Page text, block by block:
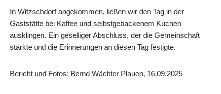
In Witzschdorf angekommen, ließen wir den Tag in der
Gaststätte bei Kaffee und selbstgebackenem Kuchen
ausklingen. Ein geselliger Abschluss, der die Gemeinschaft
stärkte und die Erinnerungen an diesen Tag festigte.
Bericht und Fotos: Bernd Wächter Plauen, 16.09.2025